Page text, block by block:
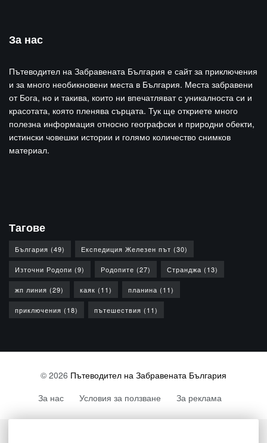
За нас
Пътеводител на Забравената България е сайт за приключения
и за много необикновени места в България. Места забравени
от Бога, но и такива, които ни впечатляват с уникалноста си и
красотата, която пленява сърцата. Тук ще откриете много
полезна информация относно географски и природни обекти,
истински човешки истории и голямо количество снимков
материал.
Тагове
България (49) Експедиция Железен път (30)
Източни Родопи (9) Родопите (27) Странджа (13)
жп линия (29) каяк (11) планина (11)
приключения (18) пътешествия (11)
© 2026 Пътеводител на Забравената България
За нас
Условия за ползване За реклама